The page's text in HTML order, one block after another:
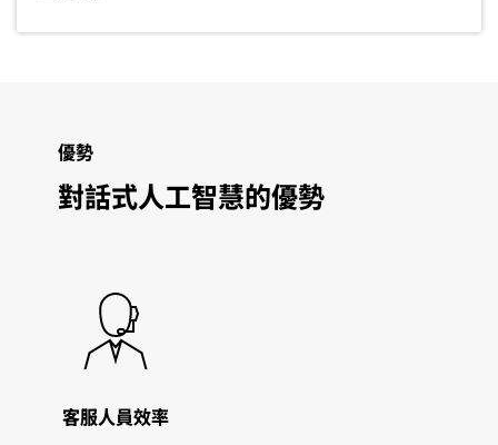
優勢
對話式人工智慧的優勢
客服人員效率